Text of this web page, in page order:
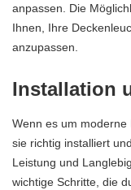
anpassen. Die
Ihnen, Ihre
anzupassen.
Installation
Wenn es um moderne
sie richtig installiert
Leistung und
wichtige Schritte, die